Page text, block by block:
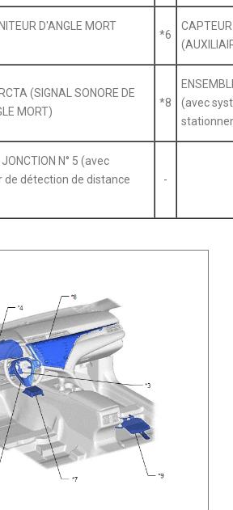
D'ANGLE MORT
*6
(SIGNAL SONORE DE
MORT)
*8
(avec
N° 5 (avec
de détection de distance
-